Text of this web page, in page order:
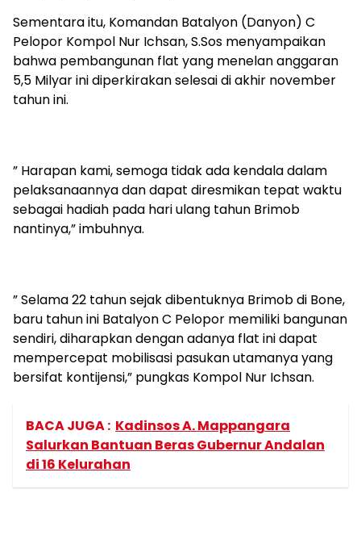
Sementara itu, Komandan Batalyon (Danyon) C
Pelopor Kompol Nur Ichsan, S.Sos menyampaikan
bahwa pembangunan flat yang menelan anggaran
5,5 Milyar ini diperkirakan selesai di akhir november
tahun ini.
” Harapan kami, semoga tidak ada kendala dalam
pelaksanaannya dan dapat diresmikan tepat waktu
sebagai hadiah pada hari ulang tahun Brimob
nantinya,” imbuhnya.
” Selama 22 tahun sejak dibentuknya Brimob di Bone,
baru tahun ini Batalyon C Pelopor memiliki bangunan
sendiri, diharapkan dengan adanya flat ini dapat
mempercepat mobilisasi pasukan utamanya yang
bersifat kontijensi,” pungkas Kompol Nur Ichsan.
BACA JUGA : Kadinsos A. Mappangara
Salurkan Bantuan Beras Gubernur Andalan
di 16 Kelurahan